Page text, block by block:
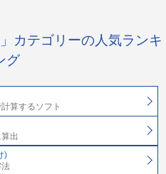
カテゴリーの人気ランキ
グ
算するソフト
出
)